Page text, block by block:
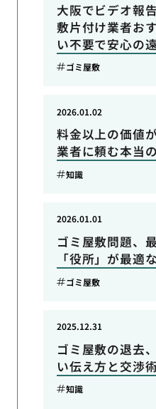
大阪でビデオ報
敷片付け業者お
い不要で安心の
ゴミ屋敷
料金以上の価値
業者に頼む本当
2026.01.02
知識
ゴミ屋敷問題、
「役所」が最適
2026.01.01
ゴミ屋敷
ゴミ屋敷の退去
い伝え方と交渉
2025.12.31
知識